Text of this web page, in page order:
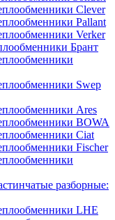
Clever
Pallant
Verker
Брант
Swep
Ares
BOWA
Ciat
Fischer
разборные:
LHE